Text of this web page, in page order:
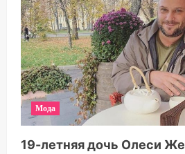
Мода
19-летняя дочь Олеси